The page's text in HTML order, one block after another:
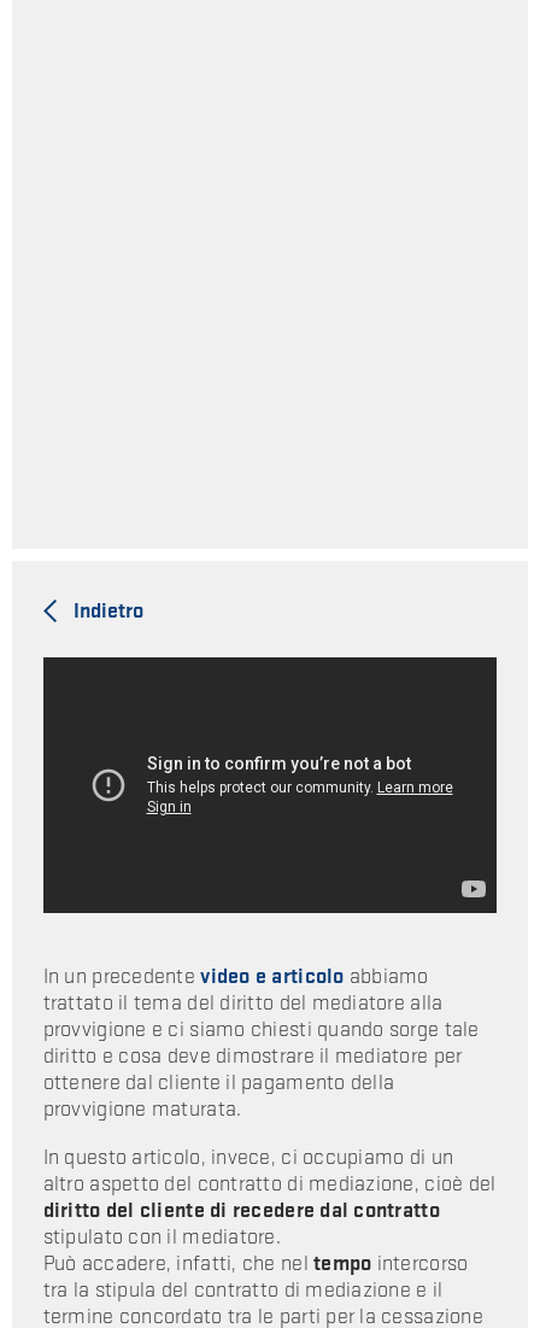
Indietro
In un precedentevideo e articolo abbiamo
trattato il tema del diritto del mediatore alla
provvigione e ci siamo chiesti quando sorge tale
diritto e cosa deve dimostrare il mediatore per
ottenere dal cliente il pagamento della
provvigione maturata.
In questo articolo, invece, ci occupiamo di un
altro aspetto del contratto di mediazione, cioè del
diritto del cliente di recedere dal contratto
stipulato con il mediatore.
Può accadere, infatti, che neltempo intercorso
tra la stipula del contratto di mediazione e il
termine concordato tra le parti per la cessazione